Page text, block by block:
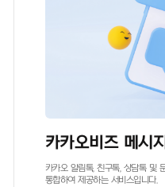
카카오비즈 메시
카카오 알림톡, 친구톡, 상담톡 및
통합하여 제공하는 서비스입니다.